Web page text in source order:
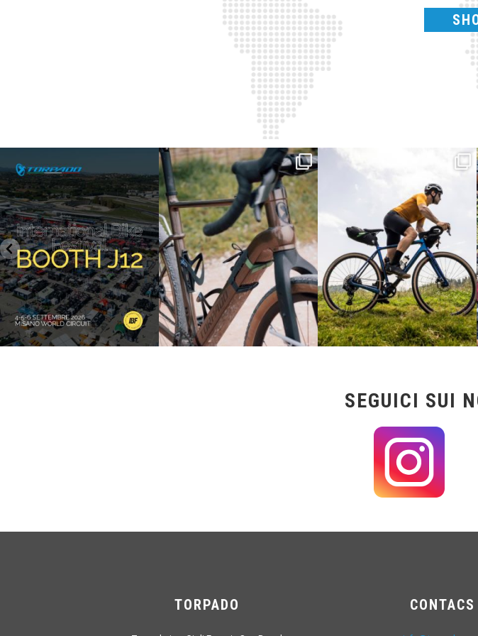
IBF sta per...
17 1
Kepler R è la gravel pensata per affrontare
lunghe...
26 0
Parte dalla strada, continua sulla ghiaia,
2
SEGUICI SUI
TORPADO CONTACS